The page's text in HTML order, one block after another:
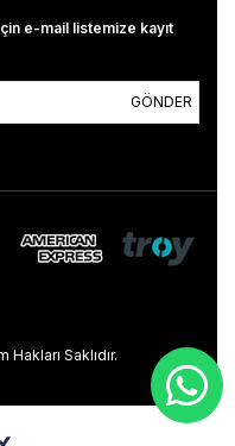
e-mail listemize kayıt
GÖNDER
Hakları Saklıdır.